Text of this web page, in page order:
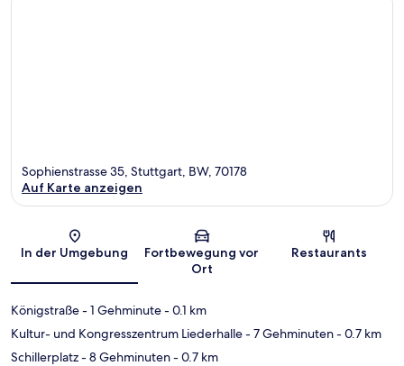
Karte
Sophienstrasse 35, Stuttgart, BW, 70178
Auf Karte anzeigen
In der Umgebung
Fortbewegung vor
Ort
Restaurants
Königstraße- 1 Gehminute- 0.1 km
Kultur- und Kongresszentrum Liederhalle- 7 Gehminuten- 0.7 km
Schillerplatz- 8 Gehminuten- 0.7 km